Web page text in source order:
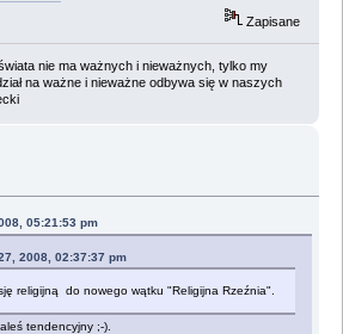
Zapisane
nie ma ważnych i nieważnych, tylko my
na ważne i nieważne odbywa się w naszych
05:21:53 pm
2008, 02:37:37 pm
religijną do nowego wątku "Religijna Rzeźnia".
tendencyjny ;-).